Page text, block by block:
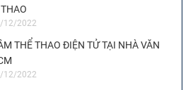
12/2022
THỂ THAO ĐIỆN TỬ TẠI NHÀ VĂN
12/2022